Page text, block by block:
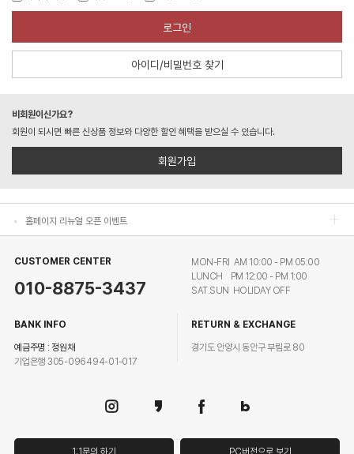
로그인
아이디/비밀번호 찾기
비회원이신가요?
회원이 되시면 빠른 신상품 정보와 다양한 할인 혜택을 받으실 수 있습니다.
회원가입
홈페이지 리뉴얼 오픈 이벤트
CUSTOMER CENTER
010-8875-3437
MON-FRI AM 10:00 - PM 05:00
LUNCH PM 12:00 - PM 1:00
SAT.SUN HOLIDAY OFF
BANK INFO
예금주명 : 정원채
기업은행 305-096494-01-017
RETURN & EXCHANGE
경기도 안양시 동안구 부림로 80
1:1문의 하기 PC버전으로 보기